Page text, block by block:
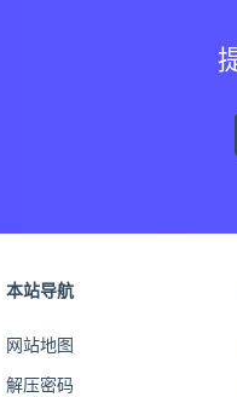
本站导航
网站地图
解压密码